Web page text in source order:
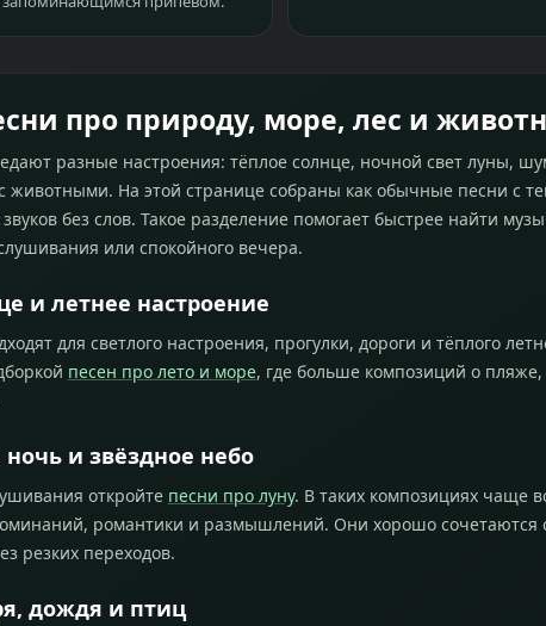
про природу, море, лес и
разные настроения: тёплое солнце, ночной свет луны,
животными. На этой странице собраны как обычные песни с
без слов. Такое разделение помогает быстрее найти
или спокойного вечера.
и летнее настроение
для светлого настроения, прогулки, дороги и тёплого
песен про лето и море, где больше композиций о пляже,
и звёздное небо
откройте песни про луну. В таких композициях чаще
романтики и размышлений. Они хорошо сочетаются
резких переходов.
дождя и птиц